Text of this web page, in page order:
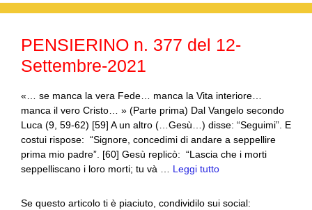
o
o
k
p
p
m di
PENSIERINO n. 377 del 12-
Settembre-2021
«… se manca la vera Fede… manca la Vita interiore…
manca il vero Cristo… » (Parte prima) Dal Vangelo secondo
Luca (9, 59-62) [59] A un altro (…Gesù…) disse: “Seguimi”. E
costui rispose: “Signore, concedimi di andare a seppellire
prima mio padre”. [60] Gesù replicò: “Lascia che i morti
seppelliscano i loro morti; tu và … Leggi tutto
Se questo articolo ti è piaciuto, condividilo sui social: